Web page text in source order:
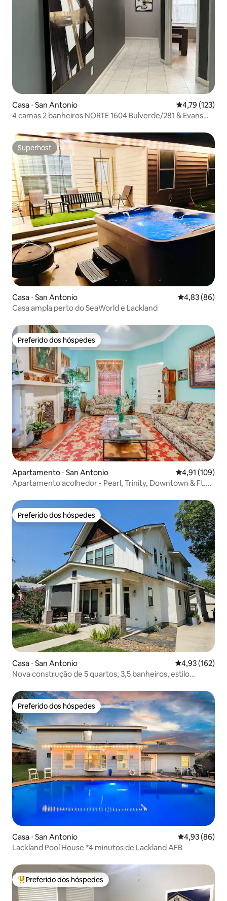
Casa ⋅ San Antonio 4,79 de uma
4,79 (123)
4 camas 2 banheiros NORTE 1604 Bulverde/281 & Evans
Superhost
Superhost
Casa ⋅ San Antonio 4,83 de uma
4,83 (86)
Casa ampla perto do SeaWorld e Lackland
Preferido dos hóspedes
Preferido dos hóspedes
Apartamento ⋅ San Antonio 4,91 de uma
4,91 (109)
Apartamento acolhedor - Pearl, Trinity, Downtown & Ft.
Preferido dos hóspedes
Preferido dos hóspedes
Casa ⋅ San Antonio 4,93 de uma
4,93 (162)
Nova construção de 5 quartos, 3,5 banheiros, estilo
Preferido dos hóspedes
Preferido dos hóspedes
Casa ⋅ San Antonio 4,93 de uma
4,93 (86)
Lackland Pool House *4 minutos de Lackland AFB
Entre os melhores preferidos dos hóspedes
Preferido dos hóspedes